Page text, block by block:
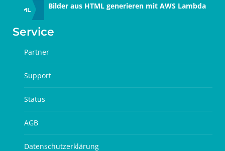
Bilder aus HTML generieren mit AWS Lambda
Service
Partner
Support
Status
AGB
Datenschutzerklärung